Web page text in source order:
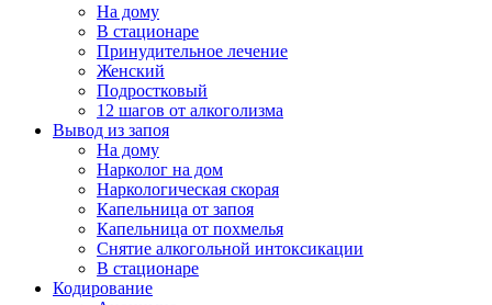
На дому
В стационаре
Принудительное лечение
Женский
Подростковый
12 шагов от алкоголизма
Вывод из запоя
На дому
Нарколог на дом
Наркологическая скорая
Капельница от запоя
Капельница от похмелья
Снятие алкогольной интоксикации
В стационаре
Кодирование